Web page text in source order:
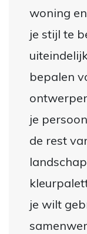
woning
je stijl te
bepalen
je
de rest
je wilt